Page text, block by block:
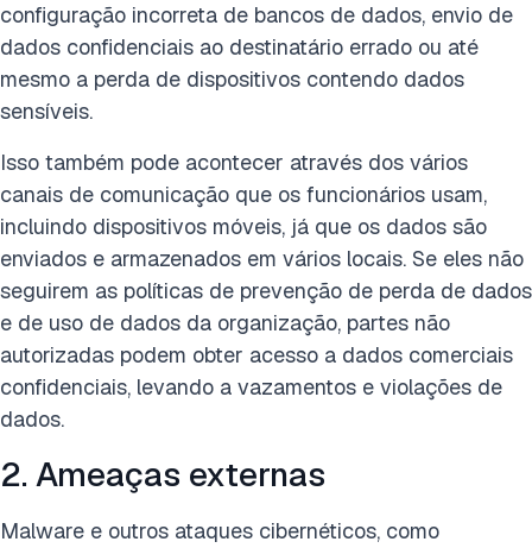
configuração incorreta de bancos de dados, envio de
dados confidenciais ao destinatário errado ou até
mesmo a perda de dispositivos contendo dados
sensíveis.
Isso também pode acontecer através dos vários
canais de comunicação que os funcionários usam,
incluindo dispositivos móveis, já que os dados são
enviados e armazenados em vários locais. Se eles não
seguirem as políticas de prevenção de perda de dados
e de uso de dados da organização, partes não
autorizadas podem obter acesso a dados comerciais
confidenciais, levando a vazamentos e violações de
dados.
2. Ameaças externas
Malware e outros ataques cibernéticos, como